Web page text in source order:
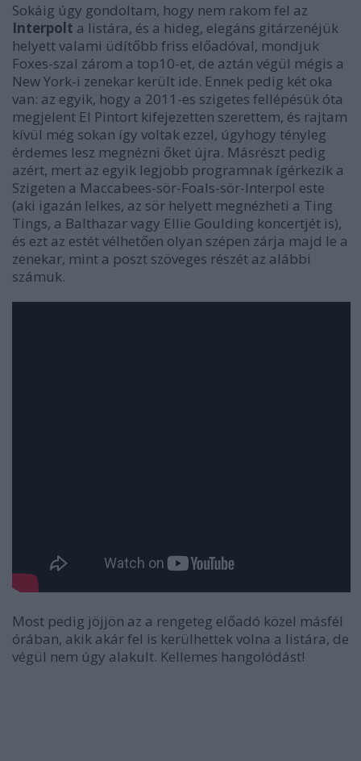
Sokáig úgy gondoltam, hogy nem rakom fel az
Interpolt a listára, és a hideg, elegáns gitárzenéjük
helyett valami üdítőbb friss előadóval, mondjuk
Foxes-szal zárom a top10-et, de aztán végül mégis a
New York-i zenekar került ide. Ennek pedig két oka
van: az egyik, hogy a 2011-es szigetes fellépésük óta
megjelent El Pintort kifejezetten szerettem, és rajtam
kívül még sokan így voltak ezzel, úgyhogy tényleg
érdemes lesz megnézni őket újra. Másrészt pedig
azért, mert az egyik legjobb programnak ígérkezik a
Szigeten a Maccabees-sör-Foals-sör-Interpol este
(aki igazán lelkes, az sör helyett megnézheti a Ting
Tings, a Balthazar vagy Ellie Goulding koncertjét is),
és ezt az estét vélhetően olyan szépen zárja majd le a
zenekar, mint a poszt szöveges részét az alábbi
számuk.
Most pedig jöjjön az a rengeteg előadó közel másfél
órában, akik akár fel is kerülhettek volna a listára, de
végül nem úgy alakult. Kellemes hangolódást!